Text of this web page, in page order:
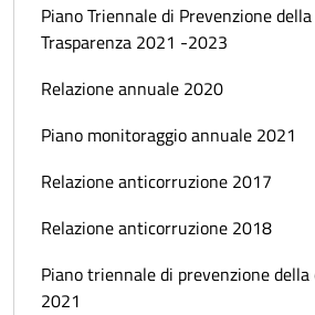
Piano Triennale di Prevenzione
Trasparenza 2021 -2023
Relazione annuale 2020
Piano monitoraggio annuale 2021
Relazione anticorruzione 2017
Relazione anticorruzione 2018
Piano triennale di prevenzione
2021